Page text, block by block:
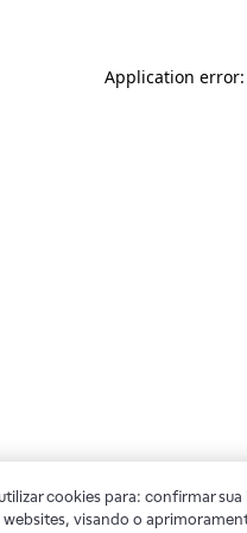
Application
cookies para: confirmar
visando o